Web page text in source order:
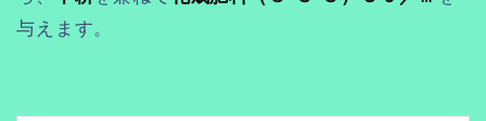
与えます。